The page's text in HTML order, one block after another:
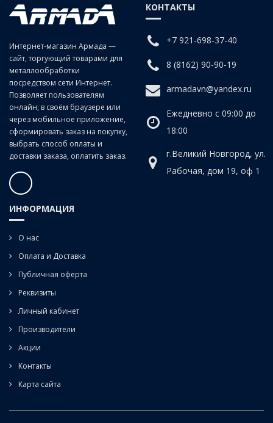
Серия:
Средняя
Материал:
Класс точности:
А (с вышлифованным
Угол наклона
спирали:
Интернет-магазин Армада —
сайт, торгующий товарами для
металлообработки
посредством сети Интернет.
Позволяет пользователям
онлайн, в своём браузере или
через мобильное приложение,
сформировать заказ на покупку,
выбрать способ оплаты и
доставки заказа, оплатить заказ.
КОНТАКТЫ
+7 921-698-37-40
8 (8162) 90-90-19
armadavn@yandex.ru
Ежедневно с 09:00 до
18:00
г.Великий Новгород, ул.
Рабочая, дом 19, оф 1
ИНФОРМАЦИЯ
О нас
Оплата и Доставка
Публичная оферта
Реквизиты
Личный кабинет
Производители
Акции
Контакты
Карта сайта